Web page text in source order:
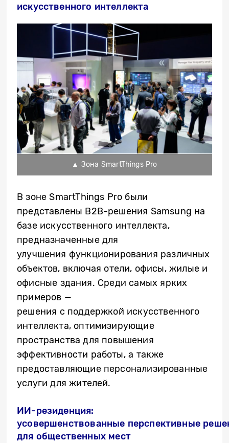
искусственного интеллекта
▲ Зона SmartThings Pro
В зоне SmartThings Pro были
представлены B2B-решения Samsung на
базе искусственного интеллекта,
предназначенные для
улучшения функционирования различных
объектов, включая отели, офисы, жилые и
офисные здания. Среди самых ярких
примеров —
решения с поддержкой искусственного
интеллекта, оптимизирующие
пространства для повышения
эффективности работы, а также
предоставляющие персонализированные
услуги для жителей.
ИИ-резиденция:
усовершенствованные перспективные
для общественных мест